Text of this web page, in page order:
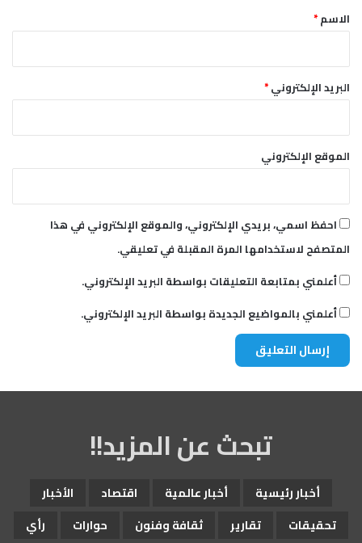
*الاسم*
البريد الإلكتروني*
الموقع الإلكتروني
احفظ اسمي، بريدي الإلكتروني، والموقع الإلكتروني في هذا
المتصفح لاستخدامها المرة المقبلة في تعليقي.
أعلمني بمتابعة التعليقات بواسطة البريد الإلكتروني.
أعلمني بالمواضيع الجديدة بواسطة البريد الإلكتروني.
تبحث عن المزيد!!
أخبار رئيسية أخبار عالمية اقتصاد
الأخبار
تحقيقات
تقارير ثقافة وفنون حوارات رأي